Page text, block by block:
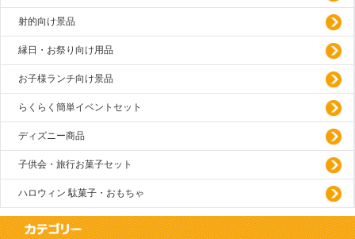
射的向け景品
縁日・お祭り向け用品
お子様ランチ向け景品
らくらく簡単イベントセット
ディズニー商品
子供会・旅行お菓子セット
ハロウィン 駄菓子・おもちゃ